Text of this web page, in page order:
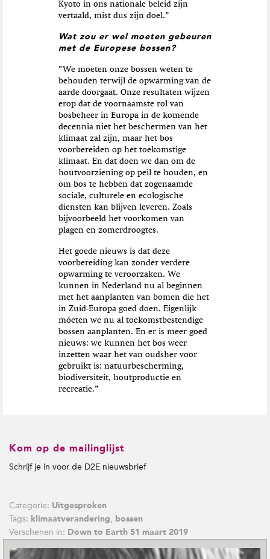
Kyoto in ons nationale beleid zijn
vertaald, mist dus zijn doel.”
Wat zou er wel moeten gebeuren
met de Europese bossen?
“We moeten onze bossen weten te
behouden terwijl de opwarming van de
aarde doorgaat. Onze resultaten wijzen
erop dat de voornaamste rol van
bosbeheer in Europa in de komende
decennia niet het beschermen van het
klimaat zal zijn, maar het bos
voorbereiden op het toekomstige
klimaat. En dat doen we dan om de
houtvoorziening op peil te houden, en
om bos te hebben dat zogenaamde
sociale, culturele en ecologische
diensten kan blijven leveren. Zoals
bijvoorbeeld het voorkomen van
plagen en zomerdroogtes.
Het goede nieuws is dat deze
voorbereiding kan zonder verdere
opwarming te veroorzaken. We
kunnen in Nederland nu al beginnen
met het aanplanten van bomen die het
in Zuid-Europa goed doen. Eigenlijk
móeten we nu al toekomstbestendige
bossen aanplanten. En er is meer goed
nieuws: we kunnen het bos weer
inzetten waar het van oudsher voor
gebruikt is: natuurbescherming,
biodiversiteit, houtproductie en
recreatie.”
Kom op de mailinglijst
Schrijf je in voor de D2E nieuwsbrief
Categorie: Uitgesproken
Tags: klimaatverandering, bossen
Verschenen in: Down to Earth 51 maart 2019